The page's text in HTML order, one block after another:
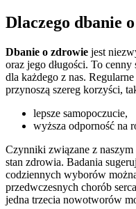
Dlaczego dbanie
Dbanie o zdrowie jest
oraz jego długości. To
dla każdego z nas.
przynoszą szereg korzyści,
lepsze samopoczucie,
wyższa odporność na
Czynniki związane z
stan zdrowia. Badania
codziennych wyborów
przedwczesnych chorób
jedna trzecia nowotworów